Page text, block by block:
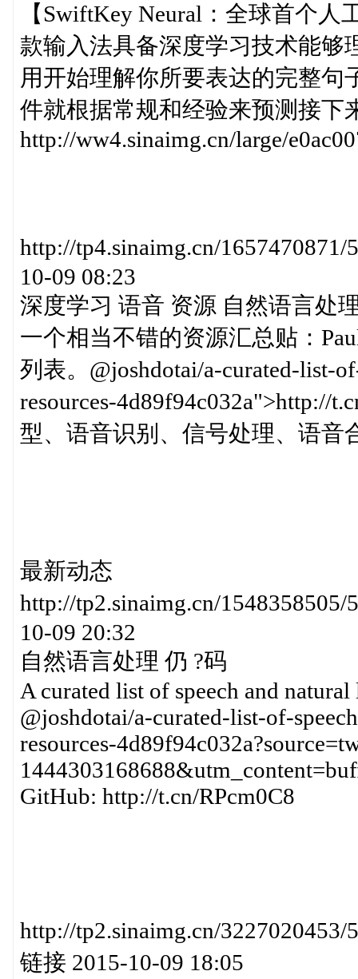
【SwiftKey Neural：全球首个
款输入法具备深度学习技术能够
用开始理解你所要表达的完整句
件就根据常规和经验来预测接下
http://ww4.sinaimg.cn/large/
http://tp4.sinaimg.cn/
10-09 08:23
深度学习 语音 资源 自然语言处
一个相当不错的资源汇总贴：
列表。@joshdotai/a-curated-list-
resources-4d89f94c032a">http://
型、语音识别、信号处理、语音
最新动态
http://tp2.sinaimg.cn/
10-09 20:32
自然语言处理 仍 ?码
A curated list of speech and
@joshdotai/a-curated-list-of-
resources-
GitHub: http://t.cn/RPcm0C8
http://tp2.sinaimg.cn/
链接 2015-10-09 18:05